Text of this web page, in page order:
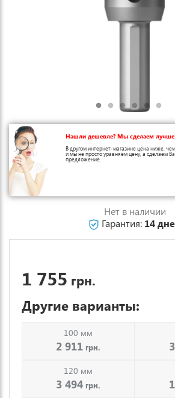
Нашли дешевле? Мы сделаем
В другом интернет-магазине цена ниже,
и мы не просто уравняем цену, а сделаем
предложение.
Нет в наличии
Гарантия: 14
1 755 грн.
Другие варианты:
100 мм
2 911 грн.
120 мм
3 494 грн.